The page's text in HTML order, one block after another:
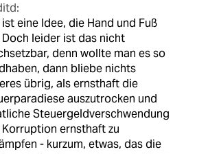
ist eine Idee, die Hand und Fuß
Doch leider ist das nicht
denn wollte man es so
dann bliebe nichts
übrig, als ernsthaft die
auszutrocken und
Steuergeldverschwendung
Korruption ernsthaft zu
- kurzum, etwas, das die